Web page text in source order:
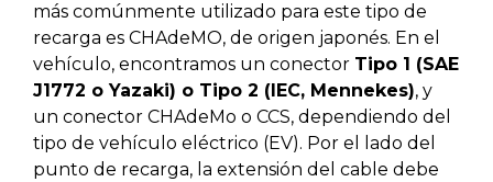
más comúnmente utilizado para este tipo de
recarga es CHAdeMO, de origen japonés. En el
vehículo, encontramos un conector Tipo 1 (SAE
J1772 o Yazaki) o Tipo 2 (IEC, Mennekes), y
un conector CHAdeMo o CCS, dependiendo del
tipo de vehículo eléctrico (EV). Por el lado del
punto de recarga, la extensión del cable debe